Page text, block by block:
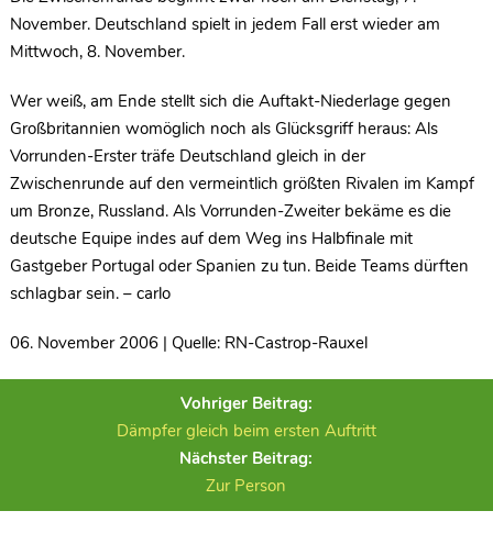
November. Deutschland spielt in jedem Fall erst wieder am
Mittwoch, 8. November.
Wer weiß, am Ende stellt sich die Auftakt-Niederlage gegen
Großbritannien womöglich noch als Glücksgriff heraus: Als
Vorrunden-Erster träfe Deutschland gleich in der
Zwischenrunde auf den vermeintlich größten Rivalen im Kampf
um Bronze, Russland. Als Vorrunden-Zweiter bekäme es die
deutsche Equipe indes auf dem Weg ins Halbfinale mit
Gastgeber Portugal oder Spanien zu tun. Beide Teams dürften
schlagbar sein. – carlo
06. November 2006 | Quelle: RN-Castrop-Rauxel
Vohriger Beitrag:
Dämpfer gleich beim ersten Auftritt
Nächster Beitrag:
Zur Person